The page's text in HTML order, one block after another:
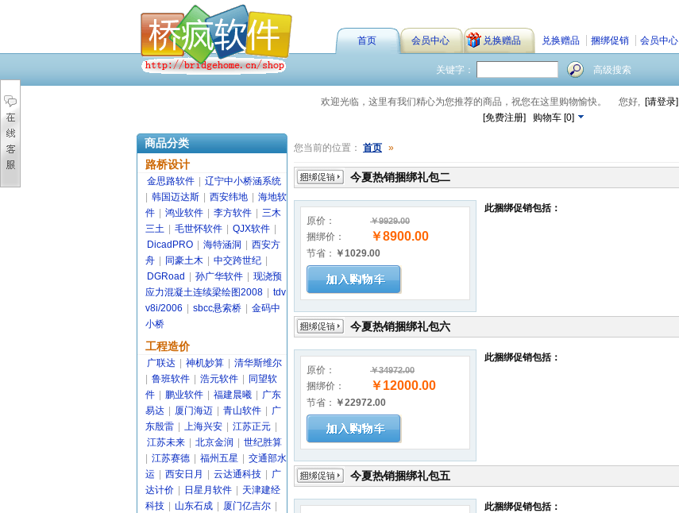
首页 会员中心 兑换赠品 兑换赠品 捆绑促销 会员中心
关键字： 高级搜索
欢迎光临，这里有我们精心为您推荐的商品，祝您在这里购物愉快。 您好, [请登录]
[免费注册]
购物车[0]
商品分类
路桥设计
金思路软件
辽宁中小桥涵系统
韩国迈达斯 西安纬地
海地软
件
鸿业软件 李方软件
三木
三土
毛世怀软件 QJX软件
DicadPRO
海特涵洞
西安方
舟
同豪土木 中交跨世纪
DGRoad
孙广华软件
现浇预
应力混凝土连续梁绘图2008
tdv
v8i/2006
sbcc悬索桥
金码中
小桥
工程造价
广联达 神机妙算
清华斯维尔
鲁班软件 浩元软件
同望软
件
鹏业软件 福建晨曦
广东
易达
厦门海迈 青山软件
广
东殷雷
上海兴安 江苏正元
江苏未来
北京金润
世纪胜算
江苏赛德 福州五星
交通部水
运
西安日月 云达通科技
广
达计价
日星月软件
天津建经
科技
山东石成 厦门亿吉尔
您当前的位置： 首页 »
今夏热销捆绑礼包二
原价： ￥9929.00
捆绑价： ￥8900.00
节省： ￥1029.00
此捆绑促销包括：
今夏热销捆绑礼包六
原价： ￥34972.00
捆绑价： ￥12000.00
节省： ￥22972.00
此捆绑促销包括：
今夏热销捆绑礼包五
此捆绑促销包括：